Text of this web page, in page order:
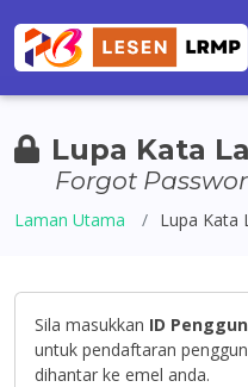
Lupa Kata
Forgot
Laman Utama Lupa Kata
Sila masukkan ID
untuk pendaftaran
dihantar ke emel anda.